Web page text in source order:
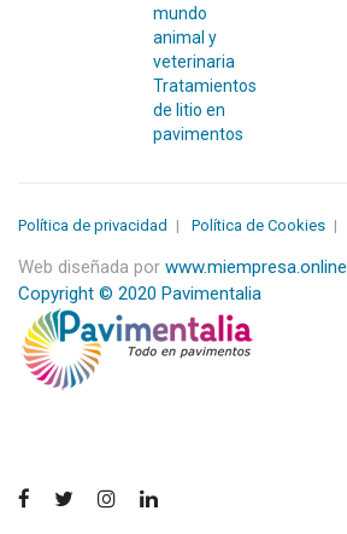
mundo
animal y
veterinaria
Tratamientos
de litio en
pavimentos
Política de privacidad Política de Cookies
Web diseñada por www.miempresa.online
Copyright © 2020 Pavimentalia